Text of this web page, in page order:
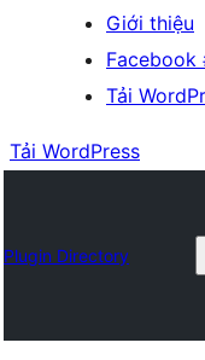
Giới thiệu
Facebook
Tải
Tải WordPress
Plugin Directory